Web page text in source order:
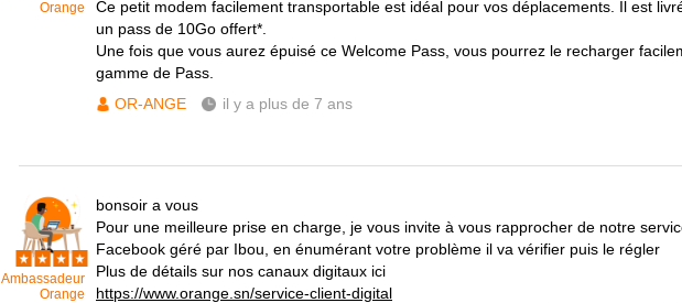
Orange
Ce petit modem facilement transportable est idéal pour vos déplacements. Il est
un pass de 10Go offert*.
Une fois que vous aurez épuisé ce Welcome Pass, vous pourrez le recharger
gamme de Pass.
OR-ANGE
il y a plus de 7 ans
Ambassadeur
Orange
bonsoir a vous
Pour une meilleure prise en charge, je vous invite à vous rapprocher de notre
Facebook géré par Ibou, en énumérant votre problème il va vérifier puis le régler
Plus de détails sur nos canaux digitaux ici
https://www.orange.sn/service-client-digital